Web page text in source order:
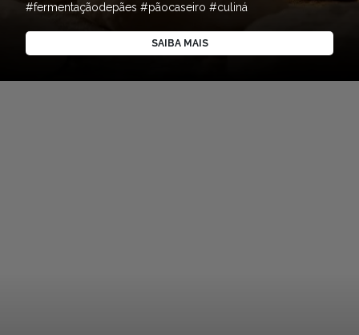
#fermentaçãodepães #pãocaseiro #culiná
SAIBA MAIS